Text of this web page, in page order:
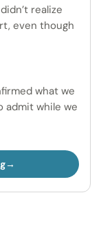
realize
even though
what we
admit while we